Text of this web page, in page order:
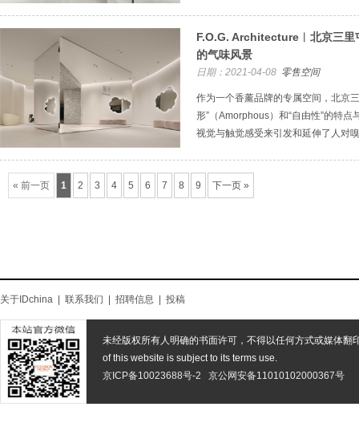
F.O.G. Architecture︱北京三
的气味风景
日期：2021-04-08 零售空间
作为一个香薰品牌的专属空间，北京
形”（Amorphous）和“自由性”的特点
视觉与触觉感受来引发和延伸了人对
« 前一页 1 2 3 4 5 6 7 8 9 下一页 »
关于IDchina 联系我们 招聘信息 投稿
未经版权所有人明确的书面许可，不得以任何方式或媒体翻
of this website is subject to its terms use.
京ICP备10023688号-2
京公网安备11010102000367号